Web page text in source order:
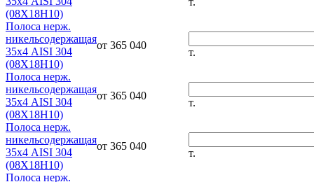
(08Х18Н10)
Полоса нерж.
никельсодержащая
35х4 AISI 304
(08Х18Н10)
от 365 040
т.
Полоса нерж.
никельсодержащая
35х4 AISI 304
(08Х18Н10)
от 365 040
т.
Полоса нерж.
никельсодержащая
35х4 AISI 304
(08Х18Н10)
от 365 040
т.
Полоса нерж.